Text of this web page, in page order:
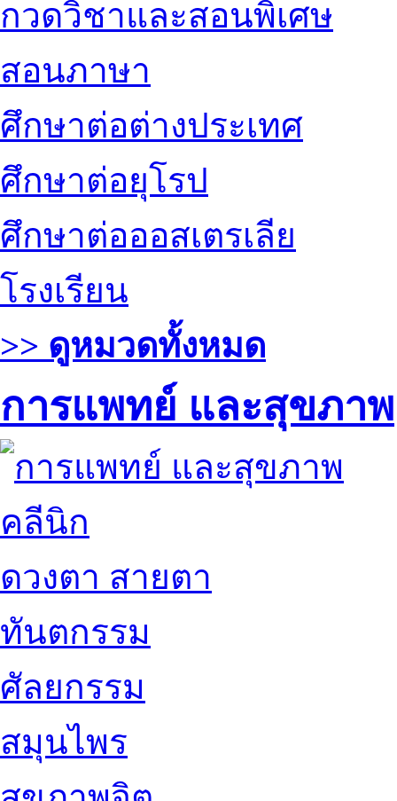
กวดวิชาและสอนพิเศษ
สอนภาษา
ศึกษาต่อต่างประเทศ
ศึกษาต่อยุโรป
ศึกษาต่อออสเตรเลีย
โรงเรียน
>> ดูหมวดทั้งหมด
การแพทย์ และสุขภาพ
คลีนิก
ดวงตา สายตา
ทันตกรรม
ศัลยกรรม
สมุนไพร